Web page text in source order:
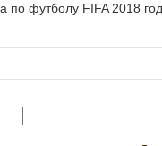
футболу FIFA 2018